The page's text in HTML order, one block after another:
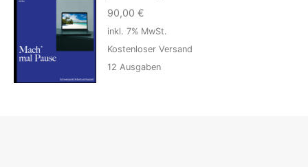
90,00 €
inkl. 7% MwSt.
Kostenloser Versand
12 Ausgaben